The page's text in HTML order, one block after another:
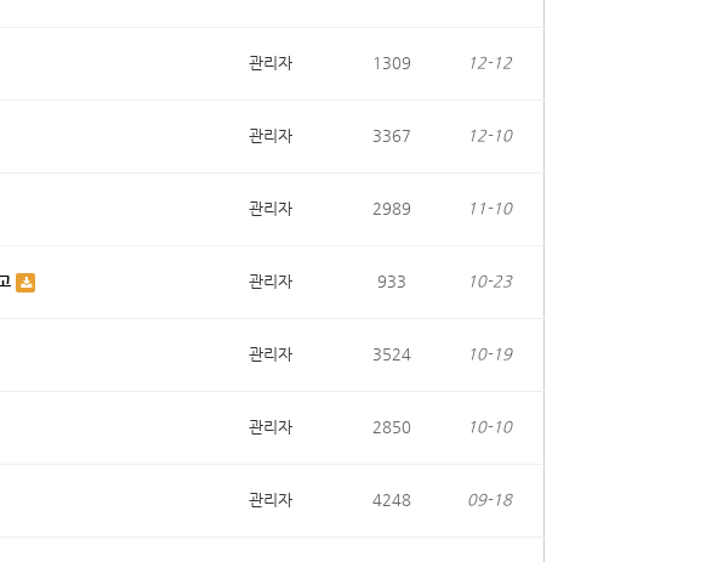
관리자 1309 12-12
관리자 3367 12-10
관리자 2989 11-10
관리자 933 10-23
관리자 3524 10-19
관리자 2850 10-10
관리자 4248 09-18